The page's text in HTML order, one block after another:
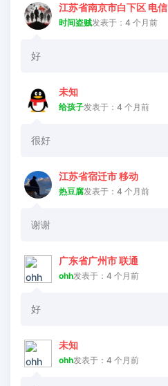
江苏省南京市白下区 电信
时间盗贼发表于：4 个月前
好
未知
给孩子发表于：4 个月前
很好
江苏省宿迁市 移动
热豆腐发表于：4 个月前
谢谢
广东省广州市 联通
ohh发表于：4 个月前
好
未知
ohh发表于：4 个月前